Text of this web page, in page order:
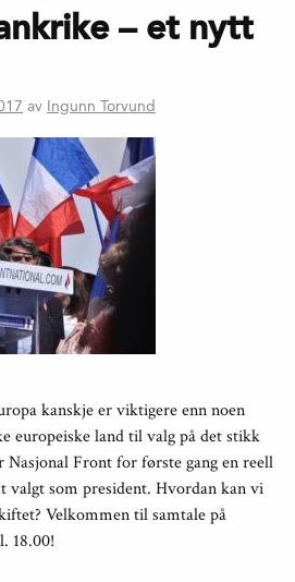
– et nytt
av Ingunn Torvund
kanskje er viktigere enn noen
europeiske land til valg på det stikk
Front for første gang en reell
valgt som president. Hvordan kan vi
Velkommen til samtale på
18.00!